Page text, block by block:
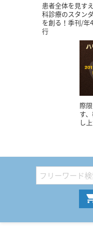
患者全体を見す
科診療のスタン
を創る！季刊/年
行
際
す
し